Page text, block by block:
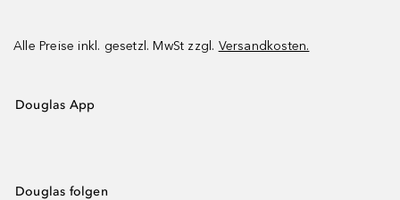
Alle Preise inkl. gesetzl. MwSt zzgl. Versandkosten.
Douglas App
Douglas folgen